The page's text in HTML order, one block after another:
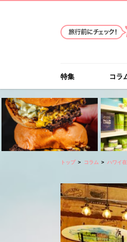
特集 コラ
トップ コラム ハワイ